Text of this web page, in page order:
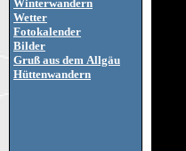
Winterwandern
Wetter
Fotokalender
Bilder
Gruß aus dem Allgäu
Hüttenwandern